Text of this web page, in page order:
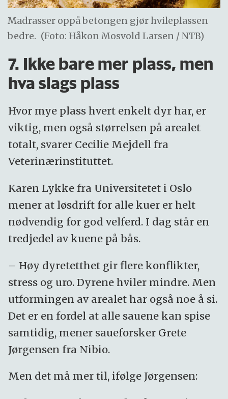
Madrasser oppå betongen gjør hvileplassen
bedre. (Foto: Håkon Mosvold Larsen / NTB)
7. Ikke bare mer plass, men
hva slags plass
Hvor mye plass hvert enkelt dyr har, er
viktig, men også størrelsen på arealet
totalt, svarer Cecilie Mejdell fra
Veterinærinstituttet.
Karen Lykke fra Universitetet i Oslo
mener at løsdrift for alle kuer er helt
nødvendig for god velferd. I dag står en
tredjedel av kuene på bås.
– Høy dyretetthet gir flere konflikter,
stress og uro. Dyrene hviler mindre. Men
utformingen av arealet har også noe å si.
Det er en fordel at alle sauene kan spise
samtidig, mener saueforsker Grete
Jørgensen fra Nibio.
Men det må mer til, ifølge Jørgensen: